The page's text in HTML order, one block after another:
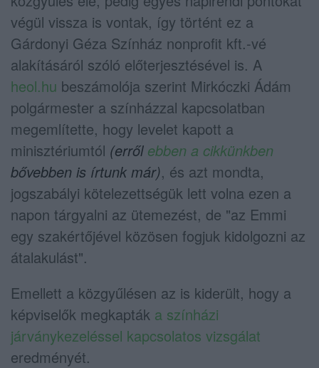
végül vissza is vontak, így történt ez a
Gárdonyi Géza Színház nonprofit kft.-vé
alakításáról szóló előterjesztésével is. A
heol.hu beszámolója szerint Mirkóczki Ádám
polgármester a színházzal kapcsolatban
megemlítette, hogy levelet kapott a
minisztériumtól (erről ebben a cikkünkben
bővebben is írtunk már), és azt mondta,
jogszabályi kötelezettségük lett volna ezen a
napon tárgyalni az ütemezést, de "az Emmi
egy szakértőjével közösen fogjuk kidolgozni az
átalakulást".
Emellett a közgyűlésen az is kiderült, hogy a
képviselők megkapták a színházi
járványkezeléssel kapcsolatos vizsgálat
eredményét.